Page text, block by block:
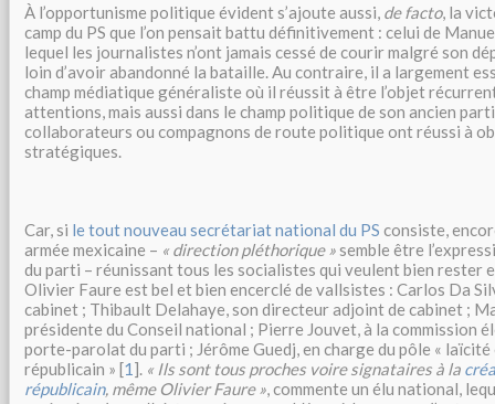
À l’opportunisme politique évident s’ajoute aussi, de facto, la
camp du PS que l’on pensait battu définitivement : celui de
lequel les journalistes n’ont jamais cessé de courir malgré son
loin d’avoir abandonné la bataille. Au contraire, il a largement
champ médiatique généraliste où il réussit à être l’objet
attentions, mais aussi dans le champ politique de son ancien
collaborateurs ou compagnons de route politique ont réussi à
stratégiques.
Car, si le tout nouveau secrétariat national du PS consiste,
armée mexicaine – « direction pléthorique »semble être
du parti – réunissant tous les socialistes qui veulent bien rester
Olivier Faure est bel et bien encerclé de vallsistes : Carlos Da
cabinet ; Thibault Delahaye, son directeur adjoint de cabinet ;
présidente du Conseil national ; Pierre Jouvet, à la commission
porte-parolat du parti ; Jérôme Guedj, en charge du pôle «
républicain » [1 ]. « Ils sont tous proches voire signataires à la
républicain, même Olivier Faure », commente un élu national,